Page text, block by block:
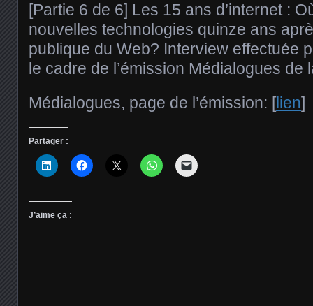
[Partie 6 de 6] Les 15 ans d’internet :
nouvelles technologies quinze ans
publique du Web? Interview effectuée
le cadre de l’émission Médialogues de
Médialogues, page de l’émission: [lien]
Partager :
J’aime ça :